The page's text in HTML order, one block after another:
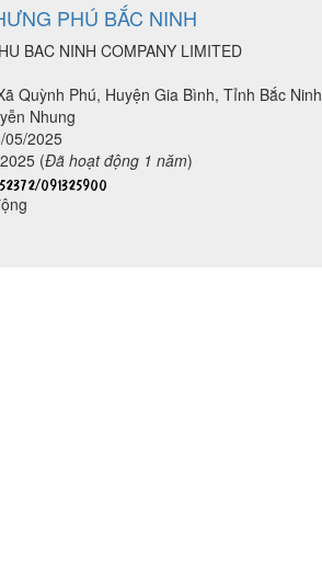
PHÚ BẮC NINH
BAC NINH COMPANY LIMITED
Quỳnh Phú, Huyện Gia Bình, Tỉnh Bắc Ninh
Nhung
05/2025
(Đã hoạt động 1 năm)